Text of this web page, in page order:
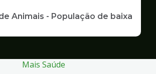
Animais - População de baixa
Mais Saúde